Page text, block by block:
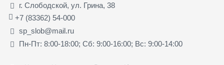
г. Слободской, ул. Грина, 38
+7 (83362) 54-000
sp_slob@mail.ru
Пн-Пт: 8:00-18:00; Сб: 9:00-16:00; Вс: 9:00-14:00